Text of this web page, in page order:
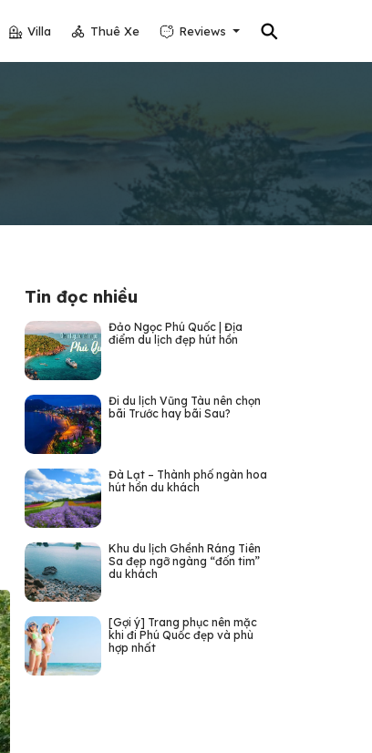
⚲
Villa Thuê Xe Reviews
Tin đọc nhiều
Đảo Ngọc Phú Quốc | Địa
điểm du lịch đẹp hút hồn
Đi du lịch Vũng Tàu nên chọn
bãi Trước hay bãi Sau?
Đà Lạt – Thành phố ngàn hoa
hút hồn du khách
Khu du lịch Ghềnh Ráng Tiên
Sa đẹp ngỡ ngàng “đốn tim”
du khách
[Gợi ý] Trang phục nên mặc
khi đi Phú Quốc đẹp và phù
hợp nhất